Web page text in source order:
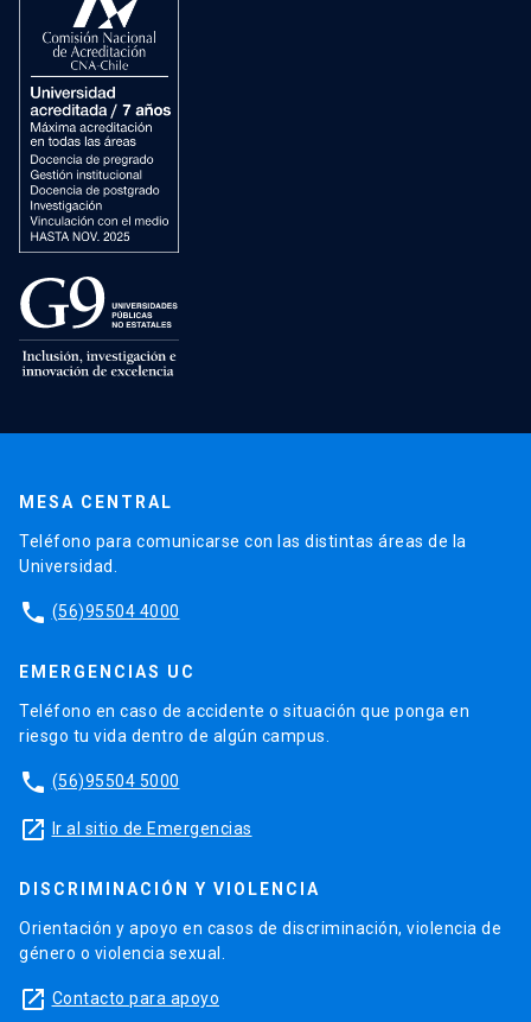
MESA CENTRAL
Teléfono para comunicarse con las distintas áreas de la
Universidad.
phone (56)95504 4000
EMERGENCIAS UC
Teléfono en caso de accidente o situación que ponga en
riesgo tu vida dentro de algún campus.
phone (56)95504 5000
launch Ir al sitio de Emergencias
DISCRIMINACIÓN Y VIOLENCIA
Orientación y apoyo en casos de discriminación, violencia de
género o violencia sexual.
launch Contacto para apoyo